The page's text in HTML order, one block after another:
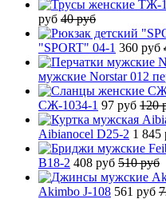
руб 40 руб
"SPORT" 04-1 360 руб
мужские Norstar 012
СЖ-1034-1 97 руб 120
Aibianocel D25-2 1 845
B18-2 408 руб 510 руб
Akimbo J-108 561 руб